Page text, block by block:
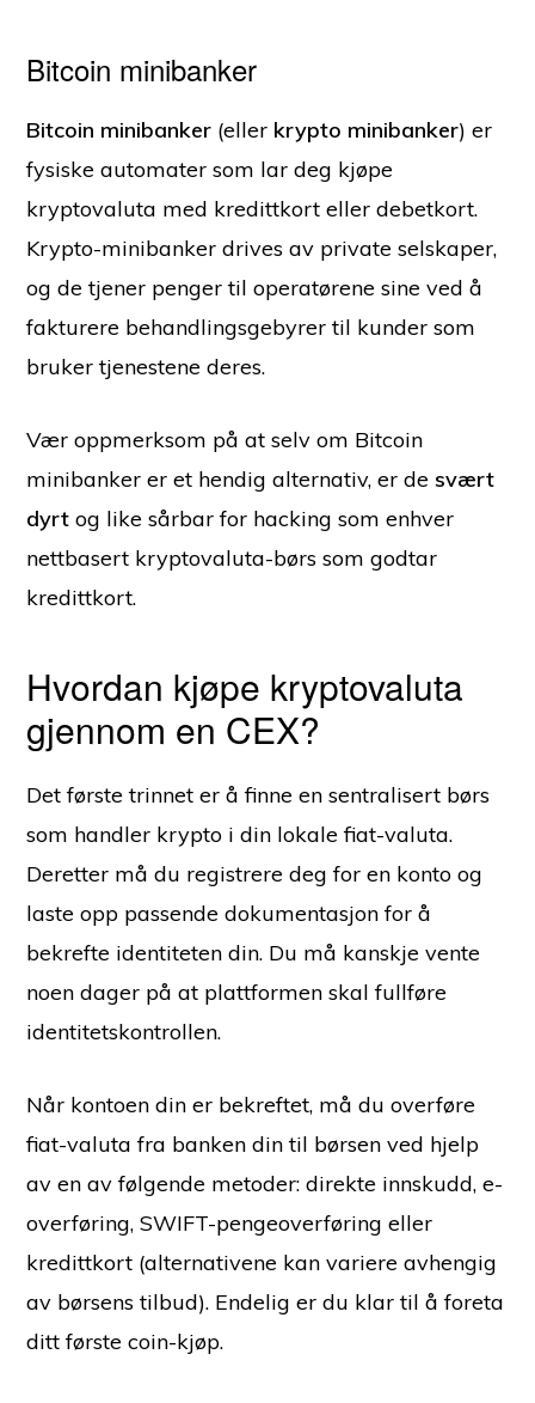
Bitcoin minibanker
Bitcoin minibanker (eller krypto minibanker) er
fysiske automater som lar deg kjøpe
kryptovaluta med kredittkort eller debetkort.
Krypto-minibanker drives av private selskaper,
og de tjener penger til operatørene sine ved å
fakturere behandlingsgebyrer til kunder som
bruker tjenestene deres.
Vær oppmerksom på at selv om Bitcoin
minibanker er et hendig alternativ, er desvært
dyrt og like sårbar for hacking som enhver
nettbasert kryptovaluta-børs som godtar
kredittkort.
Hvordan kjøpe kryptovaluta
gjennom en CEX?
Det første trinnet er å finne en sentralisert børs
som handler krypto i din lokale fiat-valuta.
Deretter må du registrere deg for en konto og
laste opp passende dokumentasjon for å
bekrefte identiteten din. Du må kanskje vente
noen dager på at plattformen skal fullføre
identitetskontrollen.
Når kontoen din er bekreftet, må du overføre
fiat-valuta fra banken din til børsen ved hjelp
av en av følgende metoder: direkte innskudd, e-
overføring, SWIFT-pengeoverføring eller
kredittkort (alternativene kan variere avhengig
av børsens tilbud). Endelig er du klar til å foreta
ditt første coin-kjøp.